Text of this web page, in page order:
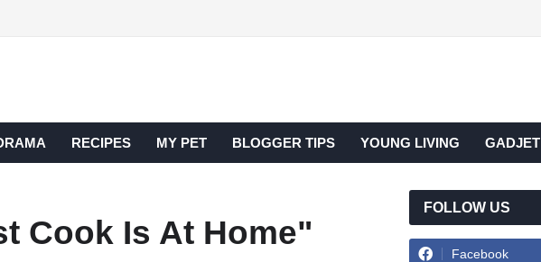
RECIPES MY PET BLOGGER TIPS YOUNG LIVING GADJET
Cook Is At Home"
FOLLOW US
Facebook